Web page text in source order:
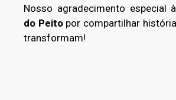
Nosso agradecimento especial à
do Peitopor compartilhar
transformam!